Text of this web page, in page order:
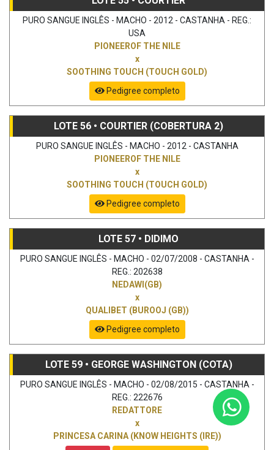
PURO SANGUE INGLÊS - MACHO - 2012 - CASTANHA - REG.:
USA
PIONEEROF THE NILE
x
SOOTHING TOUCH (TOUCH GOLD)
Pedigree completo
LOTE 56 • COURTIER (COBERTURA 2)
PURO SANGUE INGLÊS - MACHO - 2012 - CASTANHA
PIONEEROF THE NILE
x
SOOTHING TOUCH (TOUCH GOLD)
Pedigree completo
LOTE 57 • DIDIMO
PURO SANGUE INGLÊS - MACHO - 02/07/2008 - CASTANHA -
REG.: 202638
NEDAWI(GB)
x
QUALIBET (BUROOJ (GB))
Pedigree completo
LOTE 59 • GEORGE WASHINGTON (COTA)
PURO SANGUE INGLÊS - MACHO - 02/08/2015 - CASTANHA -
REG.: 222676
REDATTORE
x
PRINCESA CARINA (KNOW HEIGHTS (IRE))